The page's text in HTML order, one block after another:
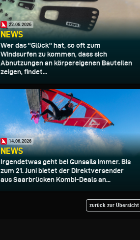
22.06.2026
NEWS
Wer das "Glück" hat, so oft zum
Windsurfen zu kommen, dass sich
Abnutzungen an körpereigenen Bauteilen
zeigen, findet...
14.06.2026
NEWS
Irgendetwas geht bei Gunsails immer. Bis
zum 21. Juni bietet der Direktversender
aus Saarbrücken Kombi-Deals an...
zurück zur Übersicht